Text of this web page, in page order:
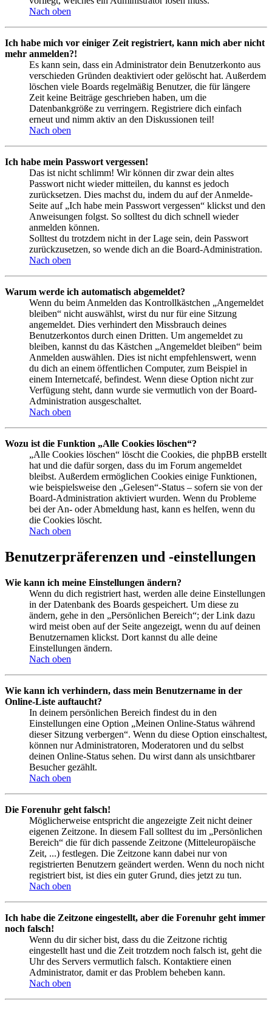
Nach oben
Ich habe mich vor einiger Zeit registriert, kann mich aber nicht
mehr anmelden?!
Es kann sein, dass ein Administrator dein Benutzerkonto aus
verschieden Gründen deaktiviert oder gelöscht hat. Außerdem
löschen viele Boards regelmäßig Benutzer, die für längere
Zeit keine Beiträge geschrieben haben, um die
Datenbankgröße zu verringern. Registriere dich einfach
erneut und nimm aktiv an den Diskussionen teil!
Nach oben
Ich habe mein Passwort vergessen!
Das ist nicht schlimm! Wir können dir zwar dein altes
Passwort nicht wieder mitteilen, du kannst es jedoch
zurücksetzen. Dies machst du, indem du auf der Anmelde-
Seite auf „Ich habe mein Passwort vergessen“ klickst und den
Anweisungen folgst. So solltest du dich schnell wieder
anmelden können.
Solltest du trotzdem nicht in der Lage sein, dein Passwort
zurückzusetzen, so wende dich an die Board-Administration.
Nach oben
Warum werde ich automatisch abgemeldet?
Wenn du beim Anmelden das Kontrollkästchen „Angemeldet
bleiben“ nicht auswählst, wirst du nur für eine Sitzung
angemeldet. Dies verhindert den Missbrauch deines
Benutzerkontos durch einen Dritten. Um angemeldet zu
bleiben, kannst du das Kästchen „Angemeldet bleiben“ beim
Anmelden auswählen. Dies ist nicht empfehlenswert, wenn
du dich an einem öffentlichen Computer, zum Beispiel in
einem Internetcafé, befindest. Wenn diese Option nicht zur
Verfügung steht, dann wurde sie vermutlich von der Board-
Administration ausgeschaltet.
Nach oben
Wozu ist die Funktion „Alle Cookies löschen“?
„Alle Cookies löschen“ löscht die Cookies, die phpBB erstellt
hat und die dafür sorgen, dass du im Forum angemeldet
bleibst. Außerdem ermöglichen Cookies einige Funktionen,
wie beispielsweise den „Gelesen“-Status – sofern sie von der
Board-Administration aktiviert wurden. Wenn du Probleme
bei der An- oder Abmeldung hast, kann es helfen, wenn du
die Cookies löscht.
Nach oben
Benutzerpräferenzen und -einstellungen
Wie kann ich meine Einstellungen ändern?
Wenn du dich registriert hast, werden alle deine Einstellungen
in der Datenbank des Boards gespeichert. Um diese zu
ändern, gehe in den „Persönlichen Bereich“; der Link dazu
wird meist oben auf der Seite angezeigt, wenn du auf deinen
Benutzernamen klickst. Dort kannst du alle deine
Einstellungen ändern.
Nach oben
Wie kann ich verhindern, dass mein Benutzername in der
Online-Liste auftaucht?
In deinem persönlichen Bereich findest du in den
Einstellungen eine Option „Meinen Online-Status während
dieser Sitzung verbergen“. Wenn du diese Option einschaltest,
können nur Administratoren, Moderatoren und du selbst
deinen Online-Status sehen. Du wirst dann als unsichtbarer
Besucher gezählt.
Nach oben
Die Forenuhr geht falsch!
Möglicherweise entspricht die angezeigte Zeit nicht deiner
eigenen Zeitzone. In diesem Fall solltest du im „Persönlichen
Bereich“ die für dich passende Zeitzone (Mitteleuropäische
Zeit, ...) festlegen. Die Zeitzone kann dabei nur von
registrierten Benutzern geändert werden. Wenn du noch nicht
registriert bist, ist dies ein guter Grund, dies jetzt zu tun.
Nach oben
Ich habe die Zeitzone eingestellt, aber die Forenuhr geht immer
noch falsch!
Wenn du dir sicher bist, dass du die Zeitzone richtig
eingestellt hast und die Zeit trotzdem noch falsch ist, geht die
Uhr des Servers vermutlich falsch. Kontaktiere einen
Administrator, damit er das Problem beheben kann.
Nach oben